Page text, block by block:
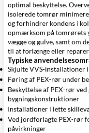
optimal beskyttelse.
isolerede tomrør
og forhindrer kondens i
opmærksom på tomrørets
vægge og gulve, samt om
til at forlænge eller
Typiske
Skjulte VVS-installationer
Føring af PEX-rør under
Beskyttelse af PEX-rør
bygningskonstruktioner
Installationer i lette
Ved jordforlagte PEX-rør
påvirkninger